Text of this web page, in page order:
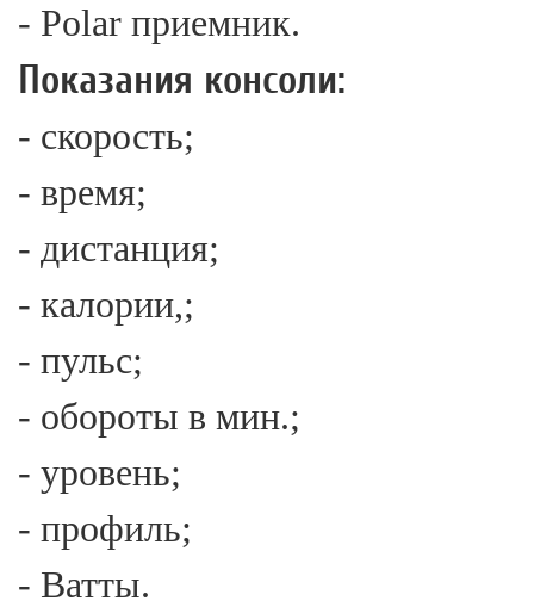
- Polar приемник.
Показания консоли:
- скорость;
- время;
- дистанция;
- калории,;
- пульс;
- обороты в мин.;
- уровень;
- профиль;
- Ватты.